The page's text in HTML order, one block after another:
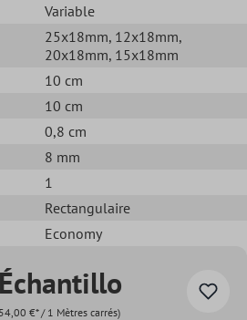
Variable
25x18mm, 12x18mm,
20x18mm, 15x18mm
10 cm
10 cm
0,8 cm
8 mm
1
Rectangulaire
Economy
€* / 1 Mètres carrés)